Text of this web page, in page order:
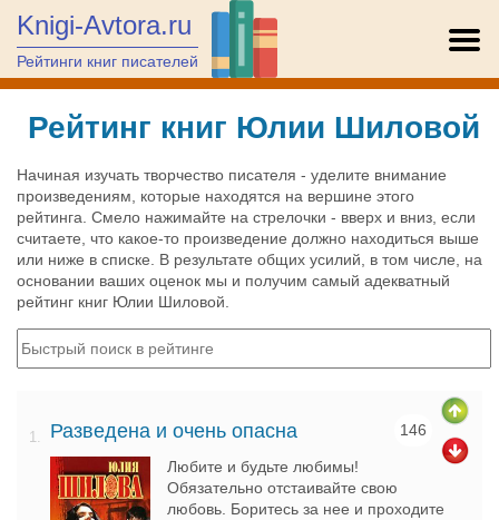
Knigi-Avtora.ru
Рейтинги книг писателей
Рейтинг книг Юлии Шиловой
Начиная изучать творчество писателя - уделите внимание
произведениям, которые находятся на вершине этого
рейтинга. Смело нажимайте на стрелочки - вверх и вниз, если
считаете, что какое-то произведение должно находиться выше
или ниже в списке. В результате общих усилий, в том числе, на
основании ваших оценок мы и получим самый адекватный
рейтинг книг Юлии Шиловой.
1. Разведена и очень опасна 146
Любите и будьте любимы!
Обязательно отстаивайте свою
любовь. Боритесь за нее и проходите